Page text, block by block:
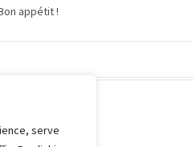
serve
appétit !